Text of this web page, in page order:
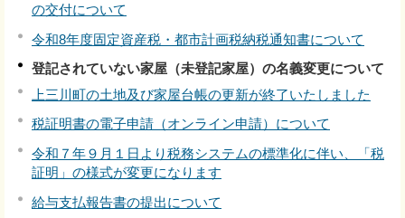
の交付について
令和8年度固定資産税・都市計画税納税通知書について
登記されていない家屋（未登記家屋）の名義変更について
上三川町の土地及び家屋台帳の更新が終了いたしました
税証明書の電子申請（オンライン申請）について
令和７年９月１日より税務システムの標準化に伴い、「税
証明」の様式が変更になります
給与支払報告書の提出について